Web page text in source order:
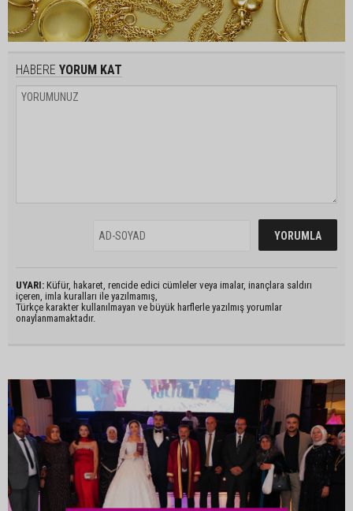
HABERE YORUM KAT
UYARI: Küfür, hakaret, rencide edici cümleler veya imalar, inançlara saldırı
içeren, imla kuralları ile yazılmamış,
Türkçe karakter kullanılmayan ve büyük harflerle yazılmış yorumlar
onaylanmamaktadır.